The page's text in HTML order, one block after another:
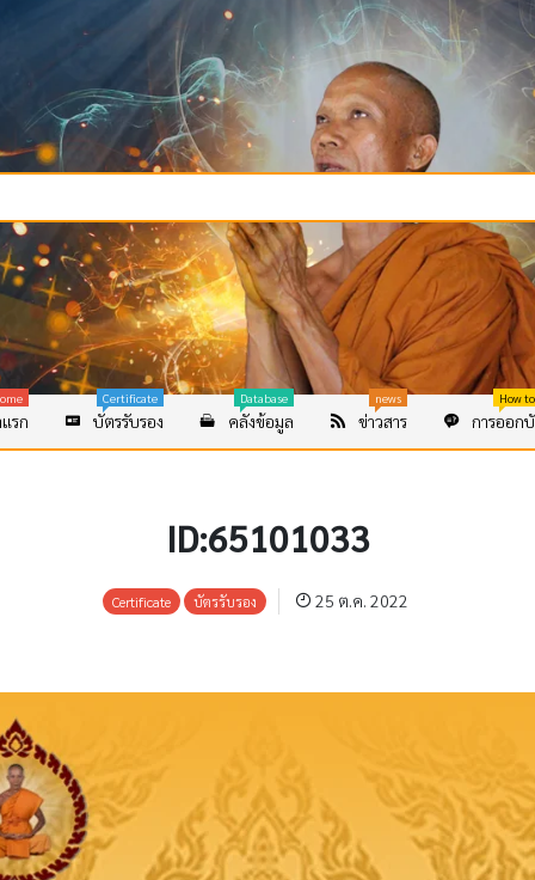
รก บัตรรับรอง
Certificate
คลังข้อมูล
Database
ข่าวสาร
news
การออก
How
ID:65101033
Certificate บัตรรับรอง 25 ต.ค. 2022